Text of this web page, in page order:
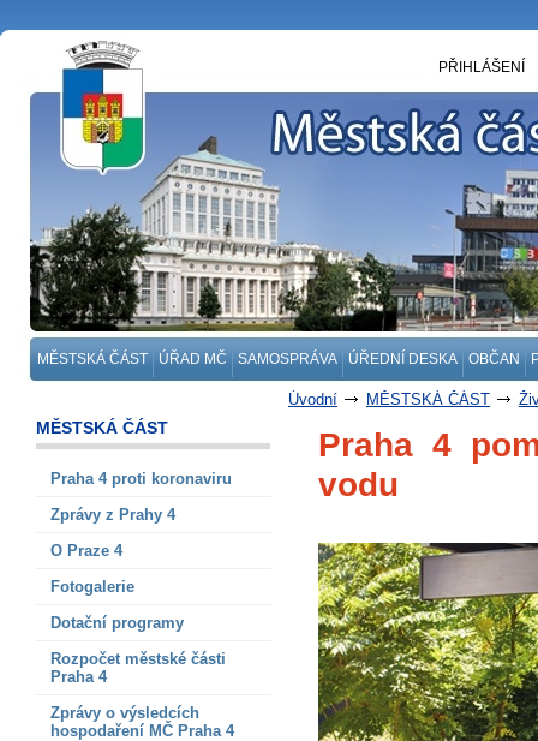
MĚSTSKÁ ČÁST ÚŘAD MČ SAMOSPRÁVA ÚŘEDNÍ DESKA OBČAN
PŘIHLÁŠENÍ
Úvodní MĚSTSKÁ ČÁST
MĚSTSKÁ ČÁST
Praha 4 proti koronaviru
Zprávy z Prahy 4
O Praze 4
Fotogalerie
Dotační programy
Rozpočet městské části
Praha 4
Zprávy o výsledcích
hospodaření MČ Praha 4
Praha 4
vodu